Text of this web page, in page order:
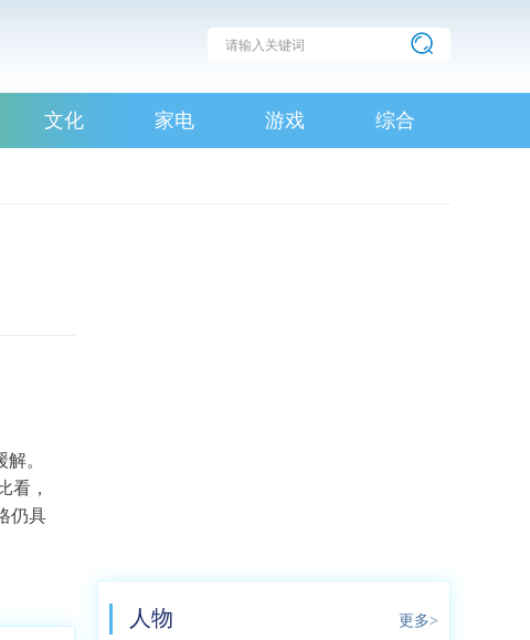
文化 家电 游戏 综合
。
看，
仍具
人物 更多>